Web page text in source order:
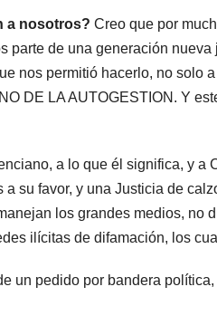
a nosotros? Creo que por
parte de una generación nueva
nos permitió hacerlo, no solo
DE LA AUTOGESTION. Y
a lo que él significa, y a
su favor, y una Justicia de
los grandes medios, no
ilícitas de difamación, los
un pedido por bandera
Fernández
Sagasti,
un senador
votar en
forma
5 AGOSTO, 2026